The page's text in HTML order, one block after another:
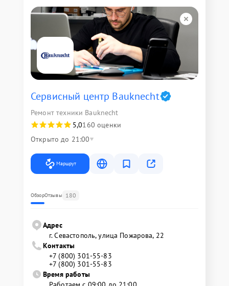
Сервисный центр Bauknecht
Ремонт техники Bauknecht
5,0160 оценки
Открыто до 21:00
Маршрут
ОбзорОтзывы 180
Адрес
г. Севастополь, улица Пожарова, 22
Контакты
+7 (800) 301-55-83
+7 (800) 301-55-83
Время работы